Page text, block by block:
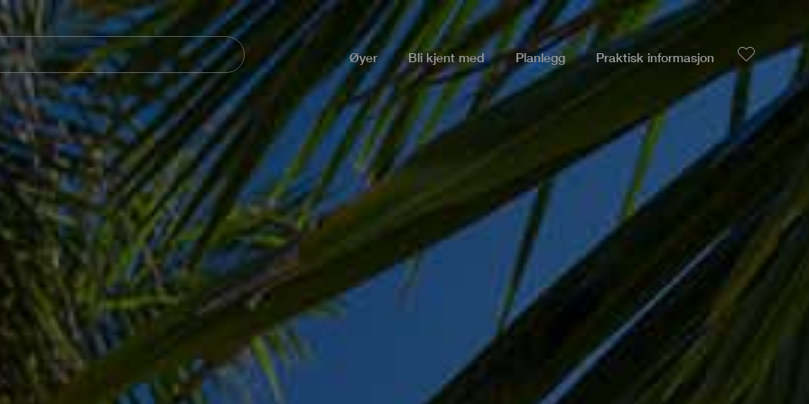
Navegación
principal
Øyer Bli kjent med Planlegg Praktisk informasjon